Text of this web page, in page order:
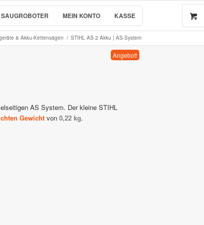
SAUGROBOTER MEIN KONTO KASSE
& Akku-Kettensägen / STIHL AS 2 Akku | AS-System
Angebot!
AS System. Der kleine STIHL
Gewicht von 0,22 kg.